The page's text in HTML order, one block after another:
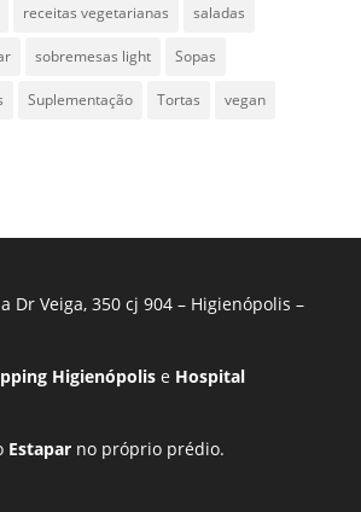
receitas vegetarianas saladas
sobremesas light Sopas
Suplementação Tortas vegan
Dr Veiga, 350 cj 904 – Higienópolis –
Higienópolise Hospital
Estaparno próprio prédio.